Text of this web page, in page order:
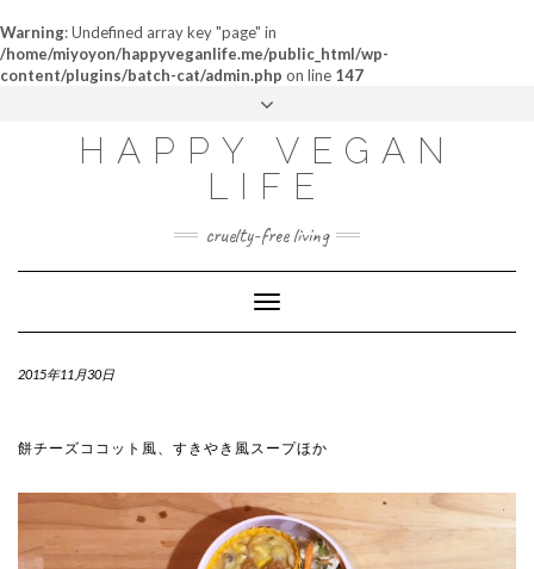
Warning: Undefined array key "page" in
/home/miyoyon/happyveganlife.me/public_html/wp-
content/plugins/batch-cat/admin.php on line 147
ABOUT
MY STORY
CONTACT
HAPPY VEGAN
LIFE
cruelty-free living
Toggle
Navigation
2015年11月30日
餅チーズココット風、すきやき風スープほか